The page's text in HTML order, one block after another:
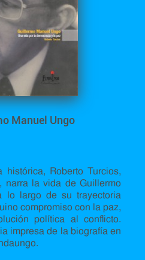
Manuel Ungo
histórica, Roberto Turcios,
narra la vida de Guillermo
lo largo de su trayectoria
compromiso con la paz,
política al conflicto.
impresa de la biografía en